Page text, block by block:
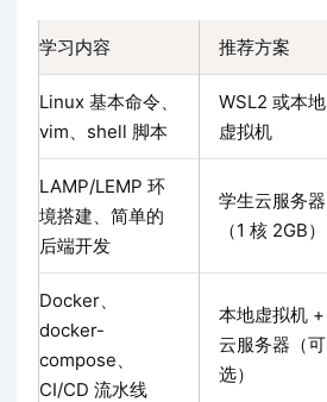
学习内容 推荐方案
Linux 基本命令、
vim、shell 脚本
WSL2 或本地
虚拟机
LAMP/LEMP 环
境搭建、简单的
后端开发
学生云服务器
（1 核 2GB）
Docker、
docker-
compose、
CI/CD 流水线
本地虚拟机 +
云服务器（可
选）